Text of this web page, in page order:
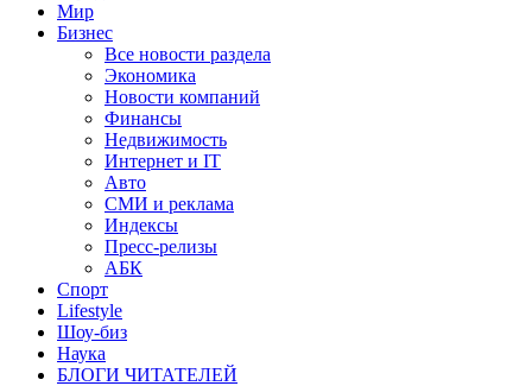
Мир
Бизнес
Все новости раздела
Экономика
Новости компаний
Финансы
Недвижимость
Интернет и IT
Авто
СМИ и реклама
Индексы
Пресс-релизы
АБК
Спорт
Lifestyle
Шоу-биз
Наука
БЛОГИ ЧИТАТЕЛЕЙ